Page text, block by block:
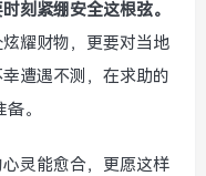
刻紧绷安全这根弦。
耀财物，更要对当地
遭遇不测，在求助的
。
灵能愈合，更愿这样